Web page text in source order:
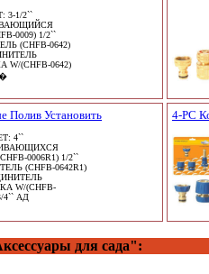
3-1/2``
0009) 1/2``
(CHFB-0642)
(CHFB-0642)
Полив Установить
4``
0006R1) 1/2``
(CHFB-0642R1)
W/(CHFB-
4`` АД
4-PC
для сада":